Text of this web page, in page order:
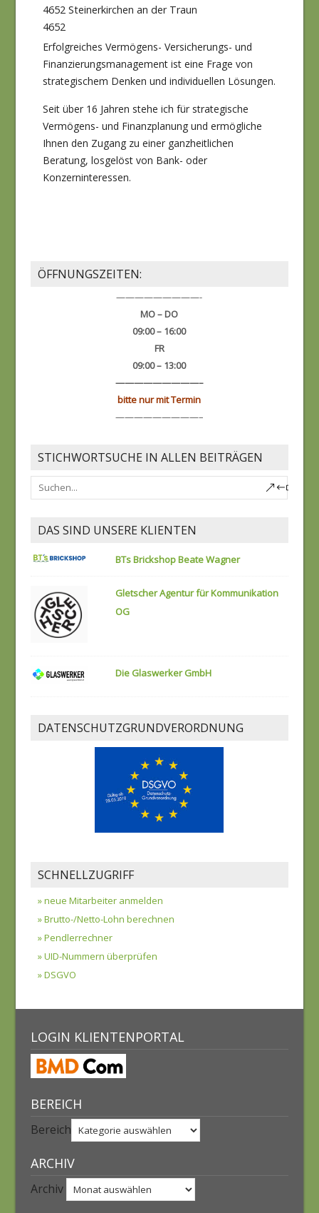
4652 Steinerkirchen an der Traun
4652
Erfolgreiches Vermögens- Versicherungs- und
Finanzierungsmanagement ist eine Frage von
strategischem Denken und individuellen Lösungen.
Seit über 16 Jahren stehe ich für strategische
Vermögens- und Finanzplanung und ermögliche
Ihnen den Zugang zu einer ganzheitlichen
Beratung, losgelöst von Bank- oder
Konzerninteressen.
ÖFFNUNGSZEITEN:
—————————-
MO – DO
09:00 – 16:00
FR
09:00 – 13:00
—————————–
bitte nur mit Termin
—————————–
STICHWORTSUCHE IN ALLEN BEITRÄGEN
DAS SIND UNSERE KLIENTEN
BTs Brickshop Beate Wagner
Gletscher Agentur für Kommunikation
OG
Die Glaswerker GmbH
DATENSCHUTZGRUNDVERORDNUNG
SCHNELLZUGRIFF
» neue Mitarbeiter anmelden
» Brutto-/Netto-Lohn berechnen
» Pendlerrechner
» UID-Nummern überprüfen
» DSGVO
LOGIN KLIENTENPORTAL
BEREICH
Bereich
ARCHIV
Archiv